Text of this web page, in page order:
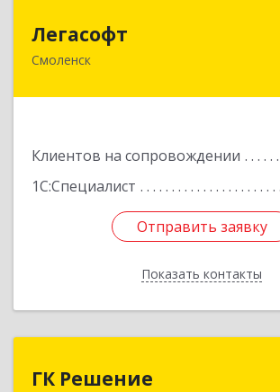
Легасофт
Смоленск
Клиентов на сопровождении
1С:Специалист
Отправить заявку
Показать контакты
214018, Смоленская обл,
Отправить заявку
Назад
ГК Решение